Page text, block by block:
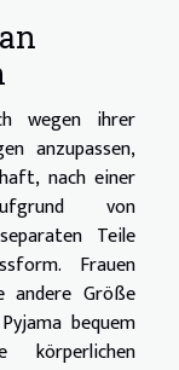
wegen ihrer
anzupassen,
nach einer
von
Teile
Frauen
andere Größe
bequem